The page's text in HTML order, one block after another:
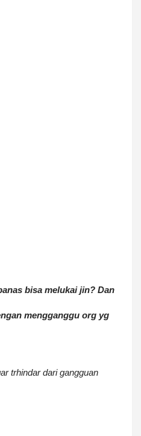
bisa melukai jin? Dan
mengganggu org yg
trhindar dari gangguan